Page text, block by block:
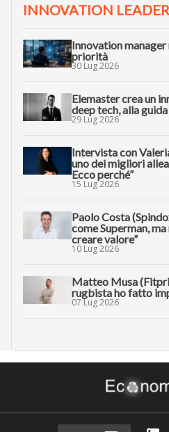
INNOVATION LEADER
Innovation manager
priorità
30 Lug 2026
Elemaster crea un
deep tech, alla
29 Lug 2026
Intervista con
uno dei migliori
Ecco perché”
15 Lug 2026
Paolo Costa
come Superman,
creare valore”
10 Lug 2026
Matteo Musa
rugbista ho fatto
07 Lug 2026